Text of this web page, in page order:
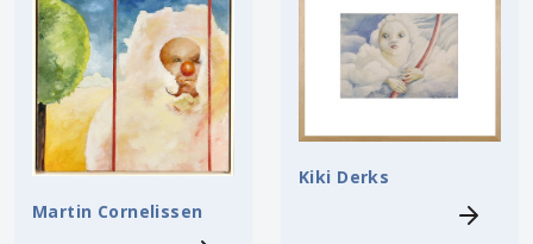
Martin Cornelissen
Kiki Derks